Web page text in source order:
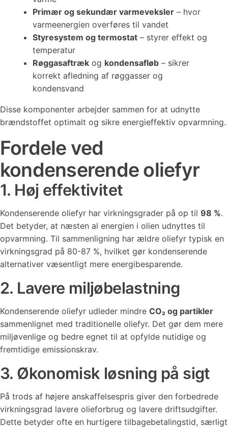
Primær og sekundær varmeveksler – hvor
varmeenergien overføres til vandet
Styresystem og termostat – styrer effekt og
temperatur
Røggasaftræk og kondensafløb – sikrer
korrekt afledning af røggasser og
kondensvand
Disse komponenter arbejder sammen for at udnytte
brændstoffet optimalt og sikre energieffektiv opvarmning.
Fordele ved
kondenserende oliefyr
1. Høj effektivitet
Kondenserende oliefyr har virkningsgrader på op til 98 %.
Det betyder, at næsten al energien i olien udnyttes til
opvarmning. Til sammenligning har ældre oliefyr typisk en
virkningsgrad på 80-87 %, hvilket gør kondenserende
alternativer væsentligt mere energibesparende.
2. Lavere miljøbelastning
Kondenserende oliefyr udleder mindre CO₂ og partikler
sammenlignet med traditionelle oliefyr. Det gør dem mere
miljøvenlige og bedre egnet til at opfylde nutidige og
fremtidige emissionskrav.
3. Økonomisk løsning på sigt
På trods af højere anskaffelsespris giver den forbedrede
virkningsgrad lavere olieforbrug og lavere driftsudgifter.
Dette betyder ofte en hurtigere tilbagebetalingstid, særligt